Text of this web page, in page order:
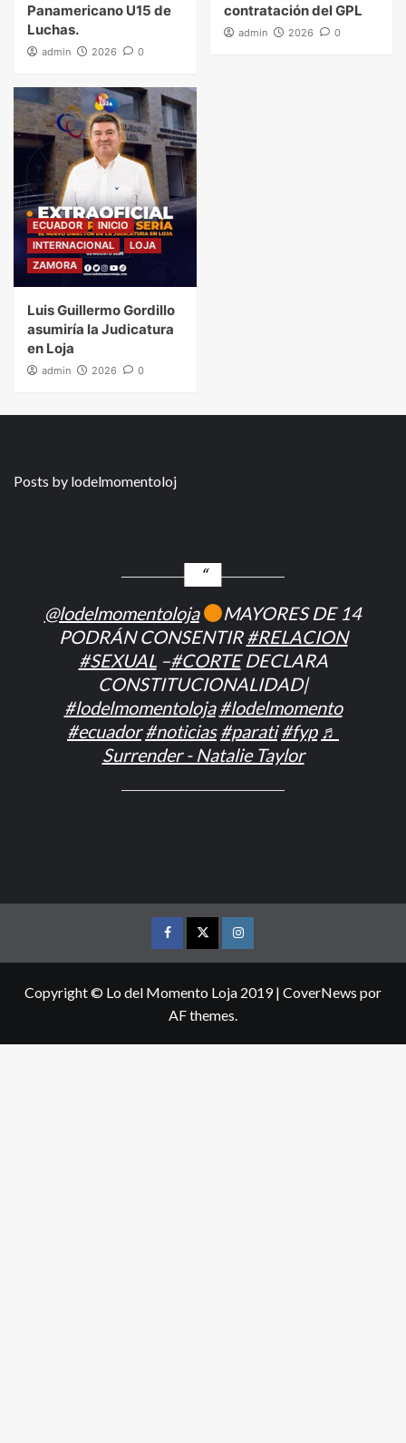
Panamericano U15 de
Luchas.
admin 2026 0
contratación del GPL
admin 2026 0
ECUADOR
INICIO
INTERNACIONAL
LOJA
ZAMORA
Luis Guillermo Gordillo
asumiría la Judicatura
en Loja
admin 2026 0
Posts by lodelmomentoloj
@lodelmomentoloja
MAYORES DE 14
PODRÁN CONSENTIR#RELACION
#SEXUAL–#CORTEDECLARA
CONSTITUCIONALIDAD|
#lodelmomentoloja #lodelmomento
#ecuador #noticias #parati #fyp ♬
Surrender - Natalie Taylor
FACEBOOK
TWITTERINSTAGRAM
Copyright © Lo del Momento Loja 2019| CoverNews por
AF themes.